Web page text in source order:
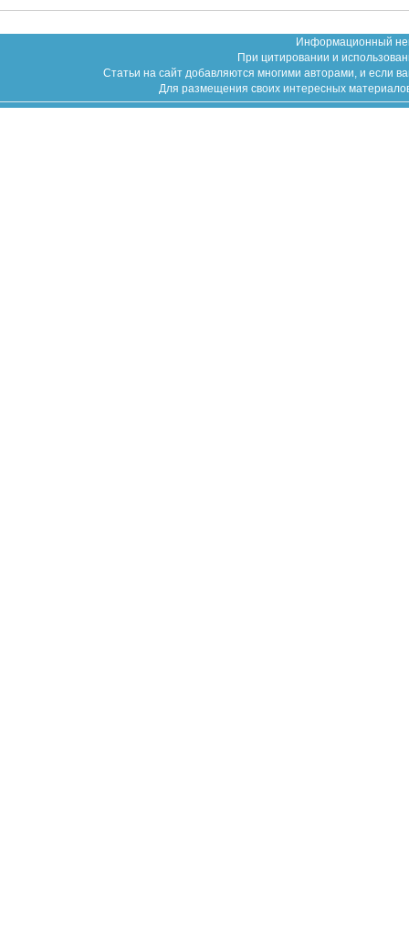
Информационный
При цитировании и
Статьи на сайт добавляются многими авторами, и если
Для размещения своих интересных